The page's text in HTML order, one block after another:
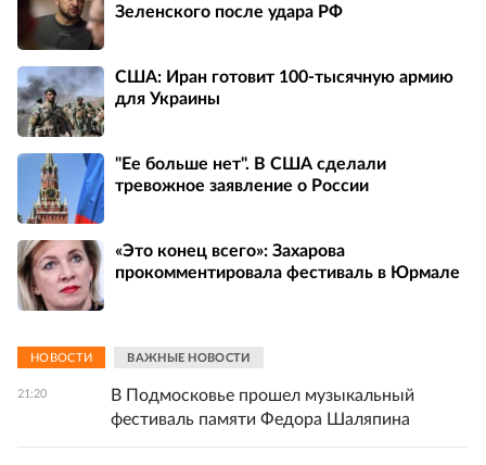
Зеленского после удара РФ
США: Иран готовит 100-тысячную армию
для Украины
"Ее больше нет". В США сделали
тревожное заявление о России
«Это конец всего»: Захарова
прокомментировала фестиваль в Юрмале
НОВОСТИ ВАЖНЫЕ НОВОСТИ
21:20
В Подмосковье прошел музыкальный
фестиваль памяти Федора Шаляпина